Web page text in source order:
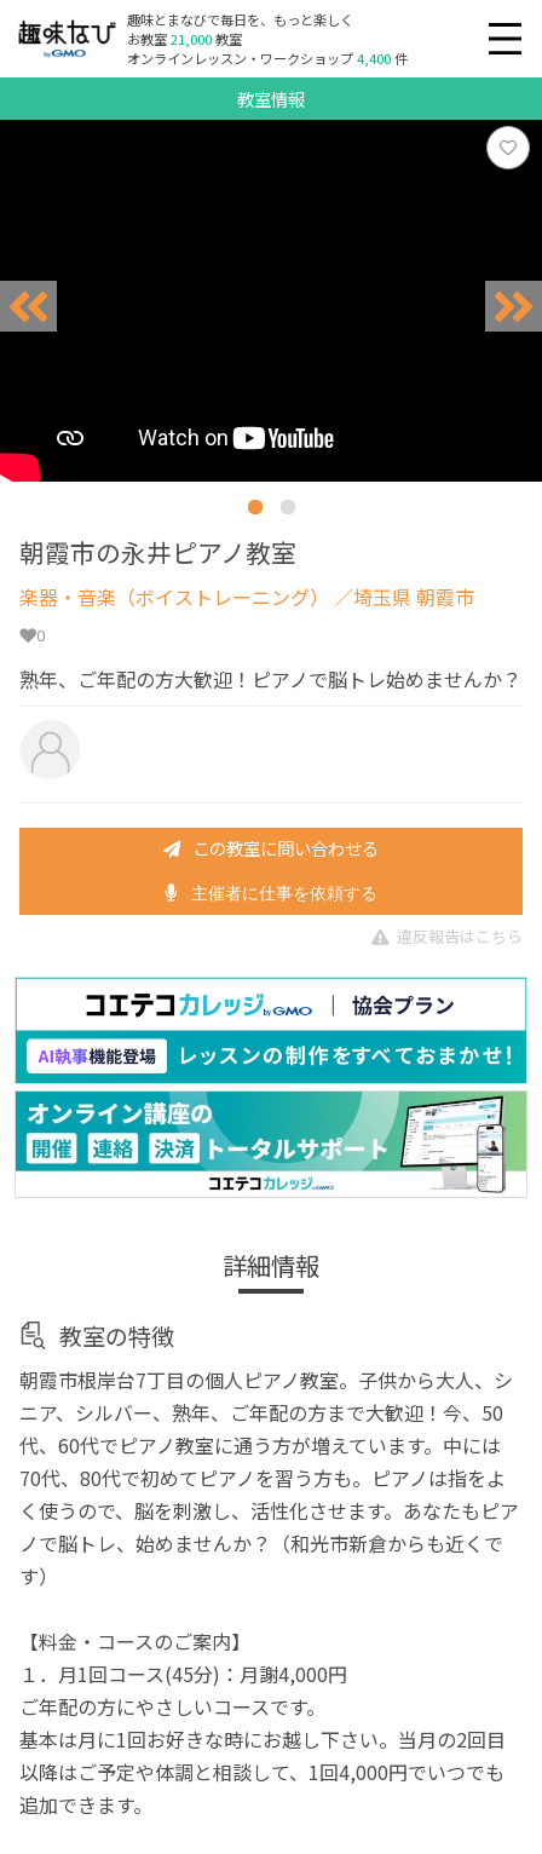
趣味とまなびで毎日を、もっと楽しく
お教室21,000教室
オンラインレッスン・ワークショップ4,400件
教室情報
朝霞市の永井ピアノ教室
楽器・音楽（ボイストレーニング） ／埼玉県 朝霞市
0
熟年、ご年配の方大歓迎！ピアノで脳トレ始めませんか？
この教室に問い合わせる
主催者に仕事を依頼する
違反報告はこちら
詳細情報
教室の特徴
朝霞市根岸台7丁目の個人ピアノ教室。子供から大人、シ
ニア、シルバー、熟年、ご年配の方まで大歓迎！今、50
代、60代でピアノ教室に通う方が増えています。中には
70代、80代で初めてピアノを習う方も。ピアノは指をよ
く使うので、脳を刺激し、活性化させます。あなたもピア
ノで脳トレ、始めませんか？（和光市新倉からも近くで
す）
【料金・コースのご案内】
１．月1回コース(45分)：月謝4,000円
ご年配の方にやさしいコースです。
基本は月に1回お好きな時にお越し下さい。当月の2回目
以降はご予定や体調と相談して、1回4,000円でいつでも
追加できます。